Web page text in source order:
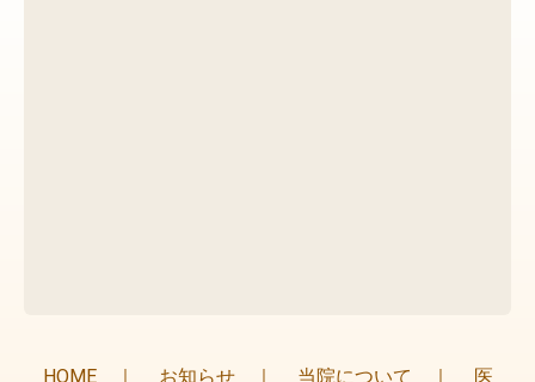
HOME ｜ お知らせ ｜ 当院について ｜
医